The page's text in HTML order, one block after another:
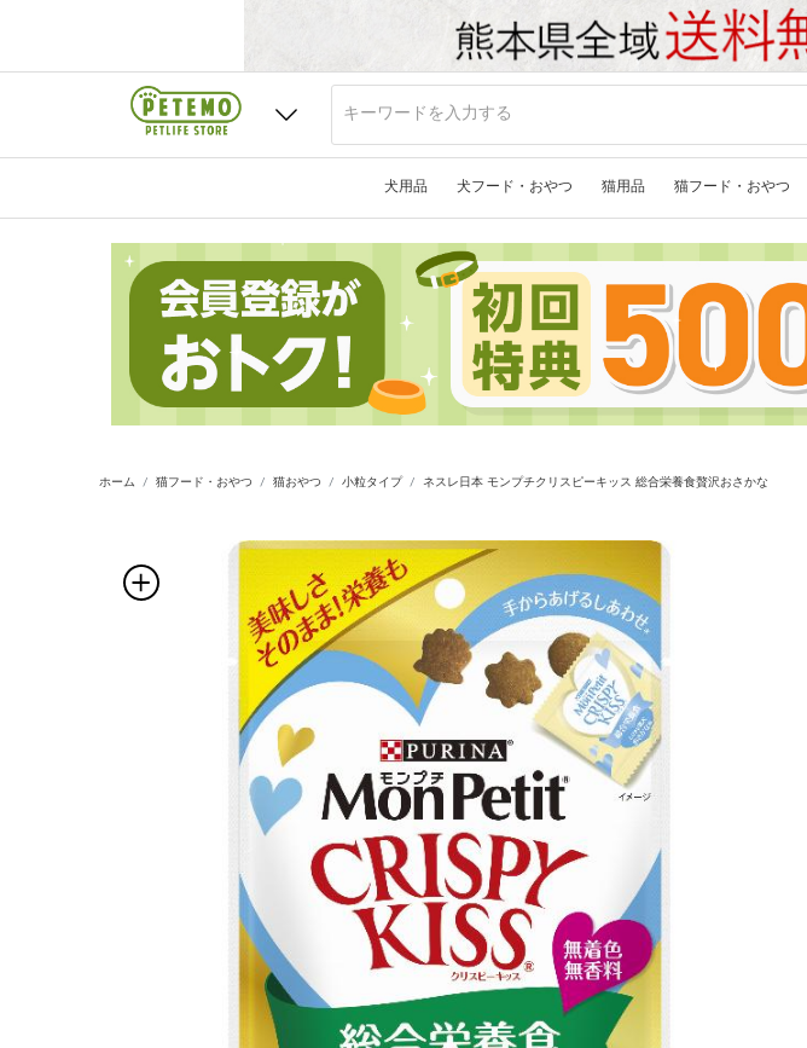
犬用品 犬フード・おやつ 猫用品 猫フード・おやつ
ホーム 猫フード・おやつ 猫おやつ 小粒タイプ ネスレ日本 モンプチクリスピーキッス 総合栄養食贅沢おさかな